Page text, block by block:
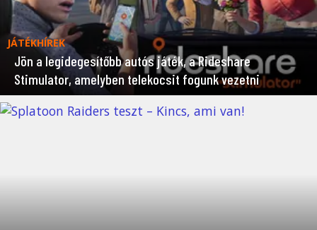
JÁTÉKHÍREK
Jön a legidegesítőbb autós játék, a Rideshare
Stimulator, amelyben telekocsit fogunk vezetni